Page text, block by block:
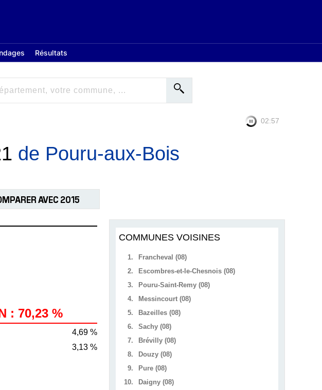
Résultats
02:56
de Pouru-aux-Bois
AVEC 2015
: 70,23 %
4,69 %
3,13 %
COMMUNES VOISINES
1.
Francheval (08)
2.
Escombres-et-le-Chesnois (08)
3.
Pouru-Saint-Remy (08)
4.
Messincourt (08)
5.
Bazeilles (08)
6.
Sachy (08)
7.
Brévilly (08)
8.
Douzy (08)
9.
Pure (08)
10.
Daigny (08)